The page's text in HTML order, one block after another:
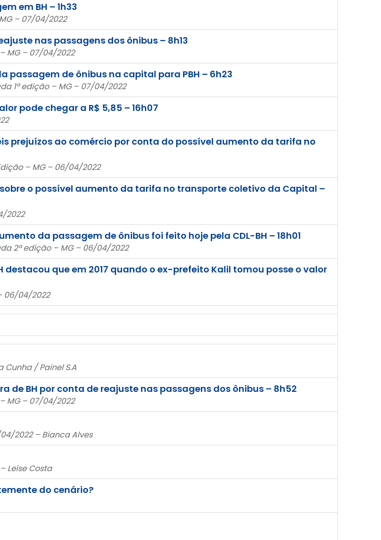
em BH – 1h33
– 07/04/2022
nas passagens dos ônibus – 8h13
MG – 07/04/2022
passagem de ônibus na capital para PBH – 6h23
1ª edição – MG – 07/04/2022
pode chegar a R$ 5,85 – 16h07
prejuízos ao comércio por conta do possível aumento da tarifa no
– MG – 06/04/2022
o possível aumento da tarifa no transporte coletivo da Capital –
2022
da passagem de ônibus foi feito hoje pela CDL-BH – 18h01
2ª edição – MG – 06/04/2022
que em 2017 quando o ex-prefeito Kalil tomou posse o valor
06/04/2022
Cunha / Painel S.A
de BH por conta de reajuste nas passagens dos ônibus – 8h52
MG – 07/04/2022
2022 – Bianca Alves
Leíse Costa
do cenário?